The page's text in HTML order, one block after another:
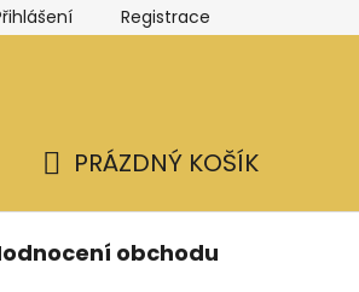
Obchodní podmínky
Registrace
KOŠÍK
PRÁZDNÝ KOŠÍK
obchodu